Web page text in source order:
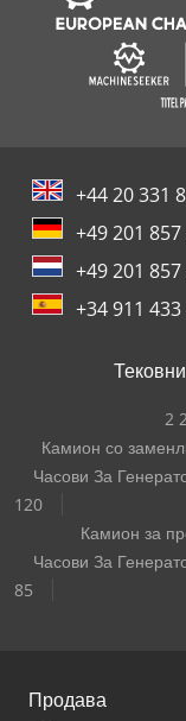
+44 20 331
+49 201
+49 201
+34 911
2
Камион со
Часови За
120
Камион за
Часови За
85
Продава